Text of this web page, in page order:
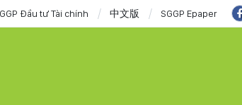
Đầu tư Tài chính 中文版 SGGP Epaper